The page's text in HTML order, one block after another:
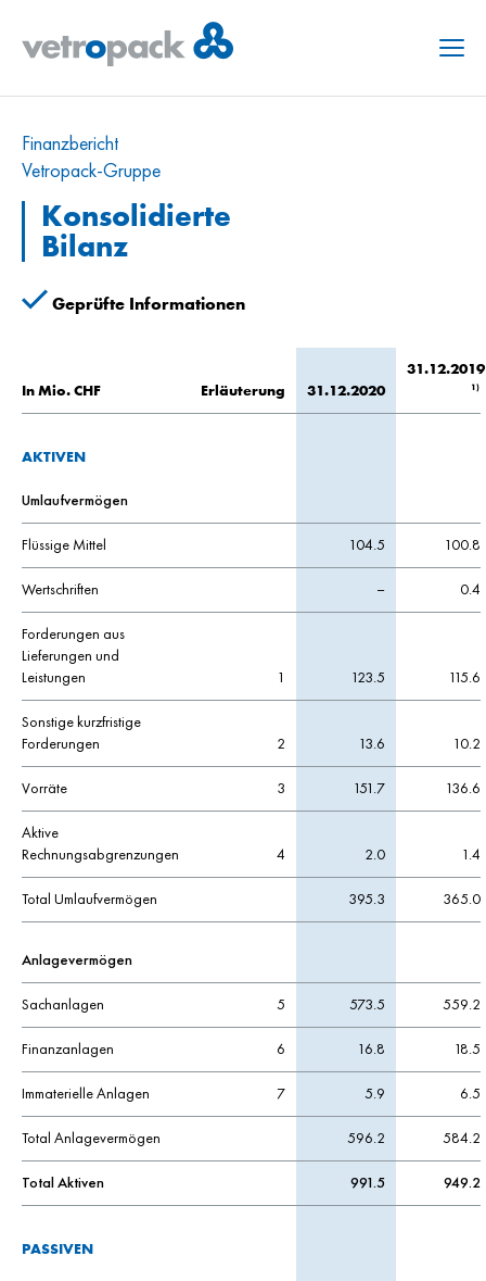
Menu
Finanzbericht
Vetropack-Gruppe
Konsolidierte
Bilanz
Geprüfte Informationen
In Mio. CHF Erläuterung 31.12.2020
31.12.2019
1)
AKTIVEN
Umlaufvermögen
Flüssige Mittel 104.5 100.8
Wertschriften – 0.4
Forderungen aus
Lieferungen und
Leistungen
1 123.5 115.6
Sonstige kurzfristige
Forderungen
2 13.6 10.2
Vorräte 3 151.7 136.6
Aktive
Rechnungsabgrenzungen
4 2.0 1.4
Total Umlaufvermögen 395.3 365.0
Anlagevermögen
Sachanlagen 5 573.5 559.2
Finanzanlagen 6 16.8 18.5
Immaterielle Anlagen 7 5.9 6.5
Total Anlagevermögen 596.2 584.2
Total Aktiven 991.5 949.2
PASSIVEN